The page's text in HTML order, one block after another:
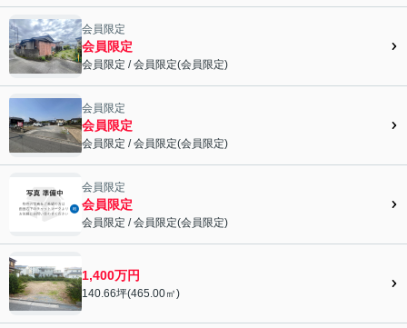
会員限定">
会員限定">
会員限定
会員限定
会員限定 /会員限定(会員限定)
会員限定">
会員限定
会員限定
会員限定 /会員限定(会員限定)
会員限定">
会員限定
会員限定
会員限定 /会員限定(会員限定)
1,400万円
140.66坪(465.00㎡)